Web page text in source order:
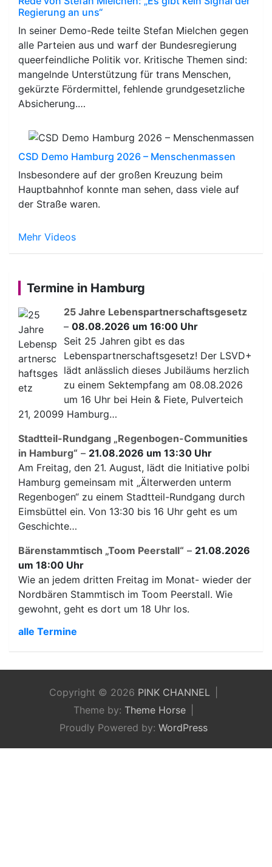
Regierung an uns“
In seiner Demo-Rede teilte Stefan Mielchen gegen
alle Parteien aus und warf der Bundesregierung
queerfeindliche Politik vor. Kritische Themen sind:
mangelnde Unterstützung für trans Menschen,
gekürzte Fördermittel, fehlende grundgesetzliche
Absicherung.…
CSD Demo Hamburg 2026 – Menschenmassen
Insbesondere auf der großen Kreuzung beim
Hauptbahnhof konnte man sehen, dass viele auf
der Straße waren.
Mehr Videos
Termine in Hamburg
25 Jahre Lebenspartnerschaftsgesetz
– 08.08.2026 um 16:00 Uhr
Seit 25 Jahren gibt es das
Lebenspartnerschaftsgesetz! Der LSVD+
lädt anlässlich dieses Jubiläums herzlich
zu einem Sektempfang am 08.08.2026
um 16 Uhr bei Hein & Fiete, Pulverteich
21, 20099 Hamburg…
Stadtteil-Rundgang „Regenbogen-Communities
in Hamburg“ – 21.08.2026 um 13:30 Uhr
Am Freitag, den 21. August, lädt die Initiative polbi
Hamburg gemeinsam mit „Älterwerden unterm
Regenbogen“ zu einem Stadtteil-Rundgang durch
Eimsbüttel ein. Von 13:30 bis 16 Uhr geht es um
Geschichte…
Bärenstammtisch „Toom Peerstall“ – 21.08.2026
um 18:00 Uhr
Wie an jedem dritten Freitag im Monat- wieder der
Nordbären Stammtisch im Toom Peerstall. Wie
gewohnt, geht es dort um 18 Uhr los.
alle Termine
Copyright © 2026 PINK CHANNEL
Theme by: Theme Horse
Proudly Powered by: WordPress